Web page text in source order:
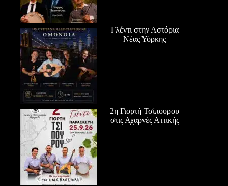
Γλέντι στην Αστόρια
Νέας Υόρκης
2η Γιορτή Τσίπουρου
στις Αχαρνές Αττικής